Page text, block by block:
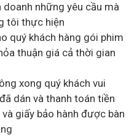
doanh những yêu cầu mà
tôi thực hiện
quý khách hàng gói phim
thuận giá cả thời gian
xong quý khách vui
dán và thanh toán tiền
giấy bảo hành được bàn